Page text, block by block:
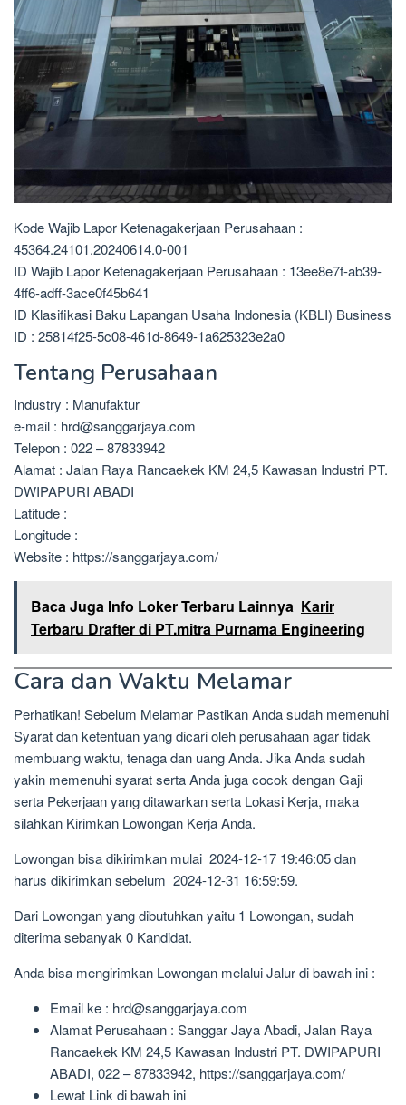
Kode Wajib Lapor Ketenagakerjaan Perusahaan :
45364.24101.20240614.0-001
ID Wajib Lapor Ketenagakerjaan Perusahaan : 13ee8e7f-ab39-
4ff6-adff-3ace0f45b641
ID Klasifikasi Baku Lapangan Usaha Indonesia (KBLI) Business
ID : 25814f25-5c08-461d-8649-1a625323e2a0
Tentang Perusahaan
Industry : Manufaktur
e-mail : hrd@sanggarjaya.com
Telepon : 022 – 87833942
Alamat : Jalan Raya Rancaekek KM 24,5 Kawasan Industri PT.
DWIPAPURI ABADI
Latitude :
Longitude :
Website : https://sanggarjaya.com/
Baca Juga Info Loker Terbaru Lainnya Karir
Terbaru Drafter di PT.mitra Purnama Engineering
Cara dan Waktu Melamar
Perhatikan! Sebelum Melamar Pastikan Anda sudah memenuhi
Syarat dan ketentuan yang dicari oleh perusahaan agar tidak
membuang waktu, tenaga dan uang Anda. Jika Anda sudah
yakin memenuhi syarat serta Anda juga cocok dengan Gaji
serta Pekerjaan yang ditawarkan serta Lokasi Kerja, maka
silahkan Kirimkan Lowongan Kerja Anda.
Lowongan bisa dikirimkan mulai 2024-12-17 19:46:05 dan
harus dikirimkan sebelum 2024-12-31 16:59:59.
Dari Lowongan yang dibutuhkan yaitu 1 Lowongan, sudah
diterima sebanyak 0 Kandidat.
Anda bisa mengirimkan Lowongan melalui Jalur di bawah ini :
Email ke : hrd@sanggarjaya.com
Alamat Perusahaan : Sanggar Jaya Abadi, Jalan Raya
Rancaekek KM 24,5 Kawasan Industri PT. DWIPAPURI
ABADI, 022 – 87833942, https://sanggarjaya.com/
Lewat Link di bawah ini